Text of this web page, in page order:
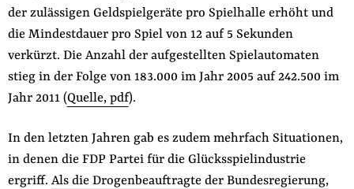
der zulässigen Geldspielgeräte pro Spielhalle erhöht und
die Mindestdauer pro Spiel von 12 auf 5 Sekunden
verkürzt. Die Anzahl der aufgestellten Spielautomaten
stieg in der Folge von 183.000 im Jahr 2005 auf 242.500 im
Jahr 2011 (Quelle, pdf).
In den letzten Jahren gab es zudem mehrfach Situationen,
in denen die FDP Partei für die Glücksspielindustrie
ergriff. Als die Drogenbeauftragte der Bundesregierung,